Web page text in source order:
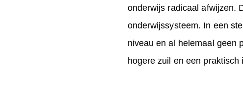
onderwijs radicaal afwijzen.
onderwijssysteem. In een
niveau en al helemaal geen
hogere zuil en een